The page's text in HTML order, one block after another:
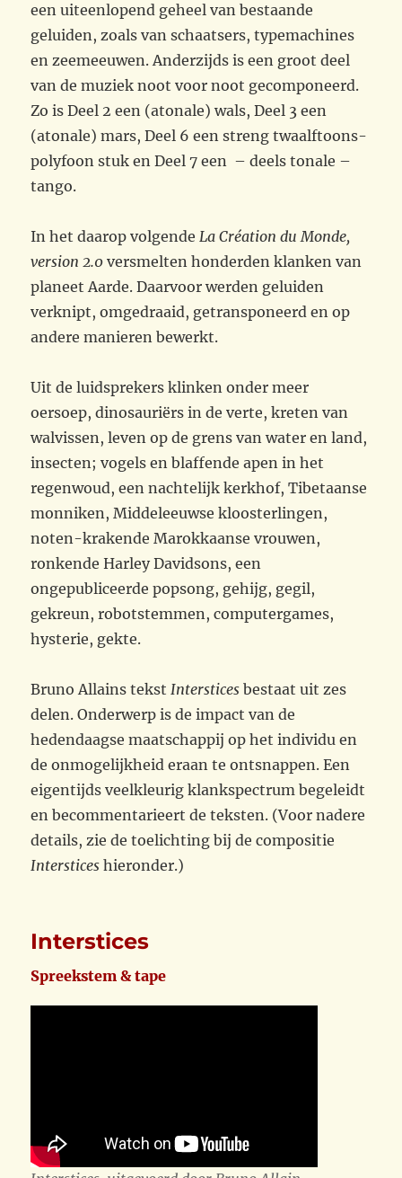
een uiteenlopend geheel van bestaande
geluiden, zoals van schaatsers, typemachines
en zeemeeuwen. Anderzijds is een groot deel
van de muziek noot voor noot gecomponeerd.
Zo is Deel 2 een (atonale) wals, Deel 3 een
(atonale) mars, Deel 6 een streng twaalftoons-
polyfoon stuk en Deel 7 een – deels tonale –
tango.
In het daarop volgendeLa Création du Monde,
version 2.0 versmelten honderden klanken van
planeet Aarde. Daarvoor werden geluiden
verknipt, omgedraaid, getransponeerd en op
andere manieren bewerkt.
Uit de luidsprekers klinken onder meer
oersoep, dinosauriërs in de verte, kreten van
walvissen, leven op de grens van water en land,
insecten; vogels en blaffende apen in het
regenwoud, een nachtelijk kerkhof, Tibetaanse
monniken, Middeleeuwse kloosterlingen,
noten-krakende Marokkaanse vrouwen,
ronkende Harley Davidsons, een
ongepubliceerde popsong, gehijg, gegil,
gekreun, robotstemmen, computergames,
hysterie, gekte.
Bruno Allains tekstIntersticesbestaat uit zes
delen. Onderwerp is de impact van de
hedendaagse maatschappij op het individu en
de onmogelijkheid eraan te ontsnappen. Een
eigentijds veelkleurig klankspectrum begeleidt
en becommentarieert de teksten. (Voor nadere
details, zie de toelichting bij de compositie
Interstices hieronder.)
Interstices
Spreekstem & tape